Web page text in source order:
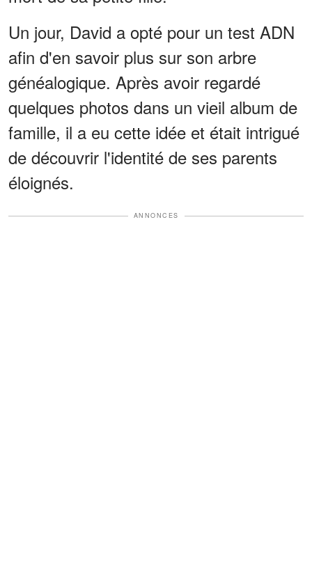
Un jour, David a opté pour un test ADN
afin d'en savoir plus sur son arbre
généalogique. Après avoir regardé
quelques photos dans un vieil album de
famille, il a eu cette idée et était intrigué
de découvrir l'identité de ses parents
éloignés.
ANNONCES